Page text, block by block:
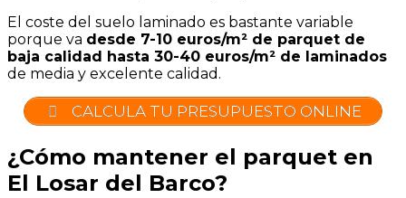
El coste del suelo laminado es bastante variable
porque va desde 7-10 euros/m² de parquet de
baja calidad hasta 30-40 euros/m² de laminados
de media y excelente calidad.
CALCULA TU PRESUPUESTO ONLINE
¿Cómo mantener el parquet en
El Losar del Barco?